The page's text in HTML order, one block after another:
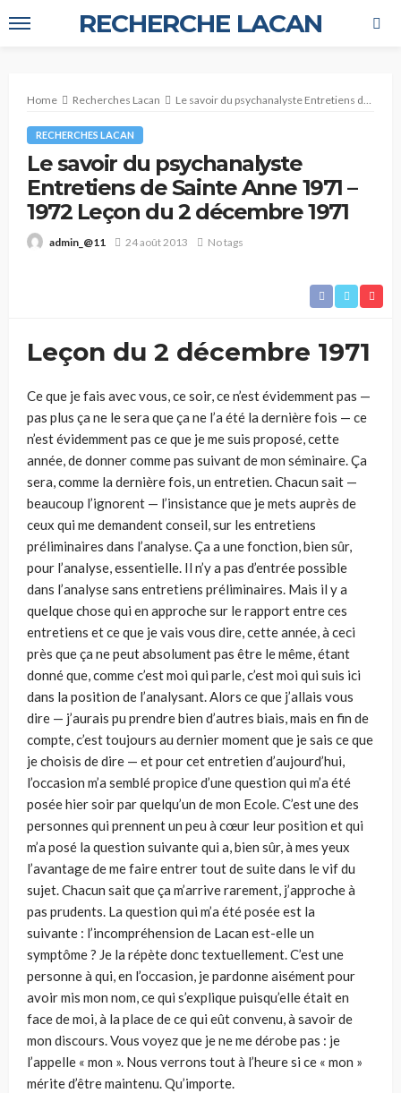
RECHERCHE LACAN
Home Recherches Lacan Le savoir du psychanalyste Entretiens de Sainte Anne 1971 – 1972 Leçon du 2 décembre 1971
RECHERCHES LACAN
Le savoir du psychanalyste
Entretiens de Sainte Anne 1971 –
1972 Leçon du 2 décembre 1971
admin_@11 24 août 2013 No tags
Leçon du 2 décembre 1971
Ce que je fais avec vous, ce soir, ce n’est évidemment pas —
pas plus ça ne le sera que ça ne l’a été la dernière fois — ce
n’est évidemment pas ce que je me suis proposé, cette
année, de donner comme pas suivant de mon séminaire. Ça
sera, comme la dernière fois, un entretien. Chacun sait —
beaucoup l’ignorent — l’insistance que je mets auprès de
ceux qui me demandent conseil, sur les entretiens
préliminaires dans l’analyse. Ça a une fonction, bien sûr,
pour l’analyse, essentielle. Il n’y a pas d’entrée possible
dans l’analyse sans entretiens préliminaires. Mais il y a
quelque chose qui en approche sur le rapport entre ces
entretiens et ce que je vais vous dire, cette année, à ceci
près que ça ne peut absolument pas être le même, étant
donné que, comme c’est moi qui parle, c’est moi qui suis ici
dans la position de l’analysant. Alors ce que j’allais vous
dire — j’aurais pu prendre bien d’autres biais, mais en fin de
compte, c’est toujours au dernier moment que je sais ce que
je choisis de dire — et pour cet entretien d’aujourd’hui,
l’occasion m’a semblé propice d’une question qui m’a été
posée hier soir par quelqu’un de mon Ecole. C’est une des
personnes qui prennent un peu à cœur leur position et qui
m’a posé la question suivante qui a, bien sûr, à mes yeux
l’avantage de me faire entrer tout de suite dans le vif du
sujet. Chacun sait que ça m’arrive rarement, j’approche à
pas prudents. La question qui m’a été posée est la
suivante : l’incompréhension de Lacan est-elle un
symptôme ? Je la répète donc textuellement. C’est une
personne à qui, en l’occasion, je pardonne aisément pour
avoir mis mon nom, ce qui s’explique puisqu’elle était en
face de moi, à la place de ce qui eût convenu, à savoir de
mon discours. Vous voyez que je ne me dérobe pas : je
l’appelle « mon ». Nous verrons tout à l’heure si ce « mon »
mérite d’être maintenu. Qu’importe.